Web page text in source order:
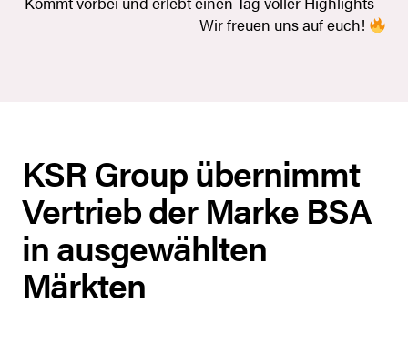
Wir freuen uns auf euch!
KSR Group übernimmt
Vertrieb der Marke BSA
in ausgewählten
Märkten